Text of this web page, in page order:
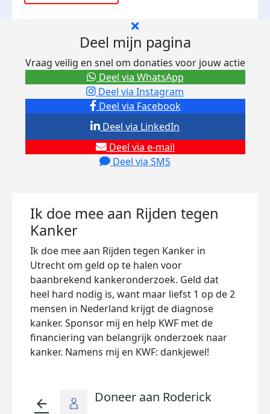
Deel mijn pagina
Vraag veilig en snel om donaties voor jouw actie
Deel via Facebook
Deel via Instagram
Deel via e-mail
Deel via SMS
Deel via LinkedIn
Deel via WhatsApp
Ik doe mee aan Rijden tegen
Kanker
Ik doe mee aan Rijden tegen Kanker in
Utrecht om geld op te halen voor
baanbrekend kankeronderzoek. Geld dat
heel hard nodig is, want maar liefst 1 op de 2
mensen in Nederland krijgt de diagnose
kanker. Sponsor mij en help KWF met de
financiering van belangrijk onderzoek naar
kanker. Namens mij en KWF: dankjewel!
arrow_back Doneer aan Roderick